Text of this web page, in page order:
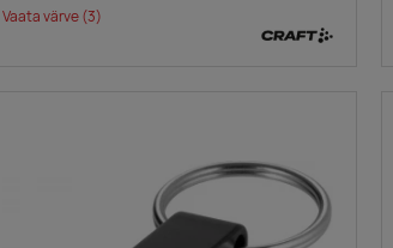
Vaata värve(3)